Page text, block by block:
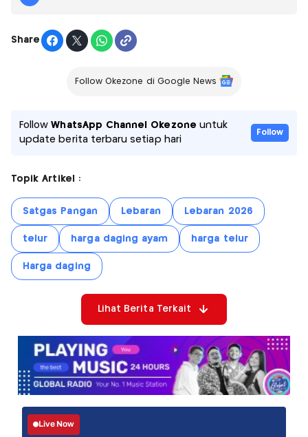
Share
Follow Okezone di Google News
FollowWhatsApp Channel Okezone untuk
update berita terbaru setiap hari
Follow
Topik Artikel :
Satgas Pangan Lebaran Lebaran 2026
telur harga daging ayam harga telur
Harga daging
Lihat Berita Terkait
Live Now